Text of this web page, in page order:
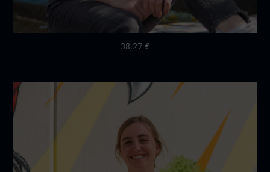
38,27 €